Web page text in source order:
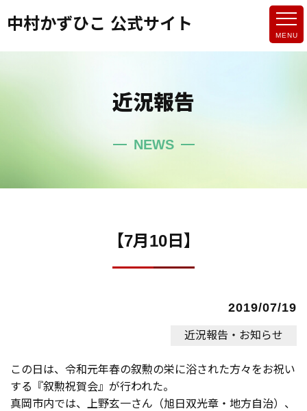
中村かずひこ 公式サイト
近況報告
NEWS
【7月10日】
2019/07/19
近況報告・お知らせ
この日は、令和元年春の叙勲の栄に浴された方々をお祝い
する『叙勲祝賀会』が行われた。
真岡市内では、上野玄一さん（旭日双光章・地方自治）、